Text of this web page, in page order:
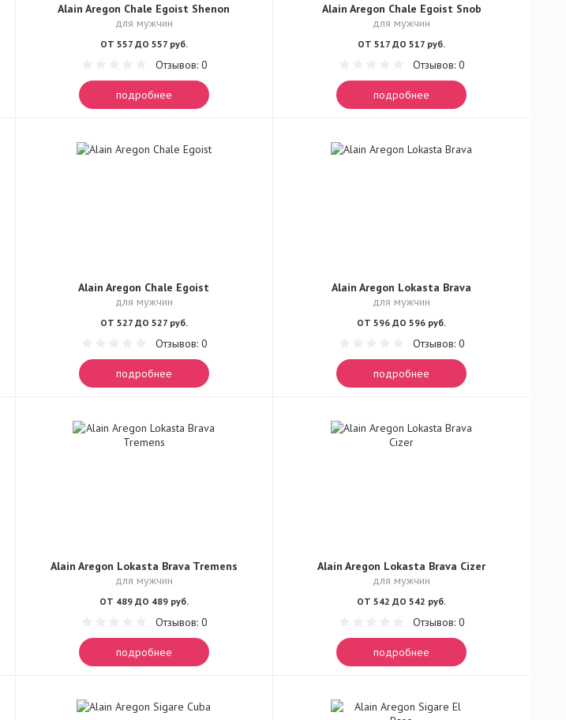
Alain Aregon Chale Egoist Shenon
для мужчин
ОТ 557 ДО 557 руб.
Отзывов: 0
подробнее
Alain Aregon Chale Egoist Snob
для мужчин
ОТ 517 ДО 517 руб.
Отзывов: 0
подробнее
Alain Aregon Chale Egoist
для мужчин
ОТ 527 ДО 527 руб.
Отзывов: 0
подробнее
Alain Aregon Lokasta Brava
для мужчин
ОТ 596 ДО 596 руб.
Отзывов: 0
подробнее
Alain Aregon Lokasta Brava Tremens
для мужчин
ОТ 489 ДО 489 руб.
Отзывов: 0
подробнее
Alain Aregon Lokasta Brava Cizer
для мужчин
ОТ 542 ДО 542 руб.
Отзывов: 0
подробнее